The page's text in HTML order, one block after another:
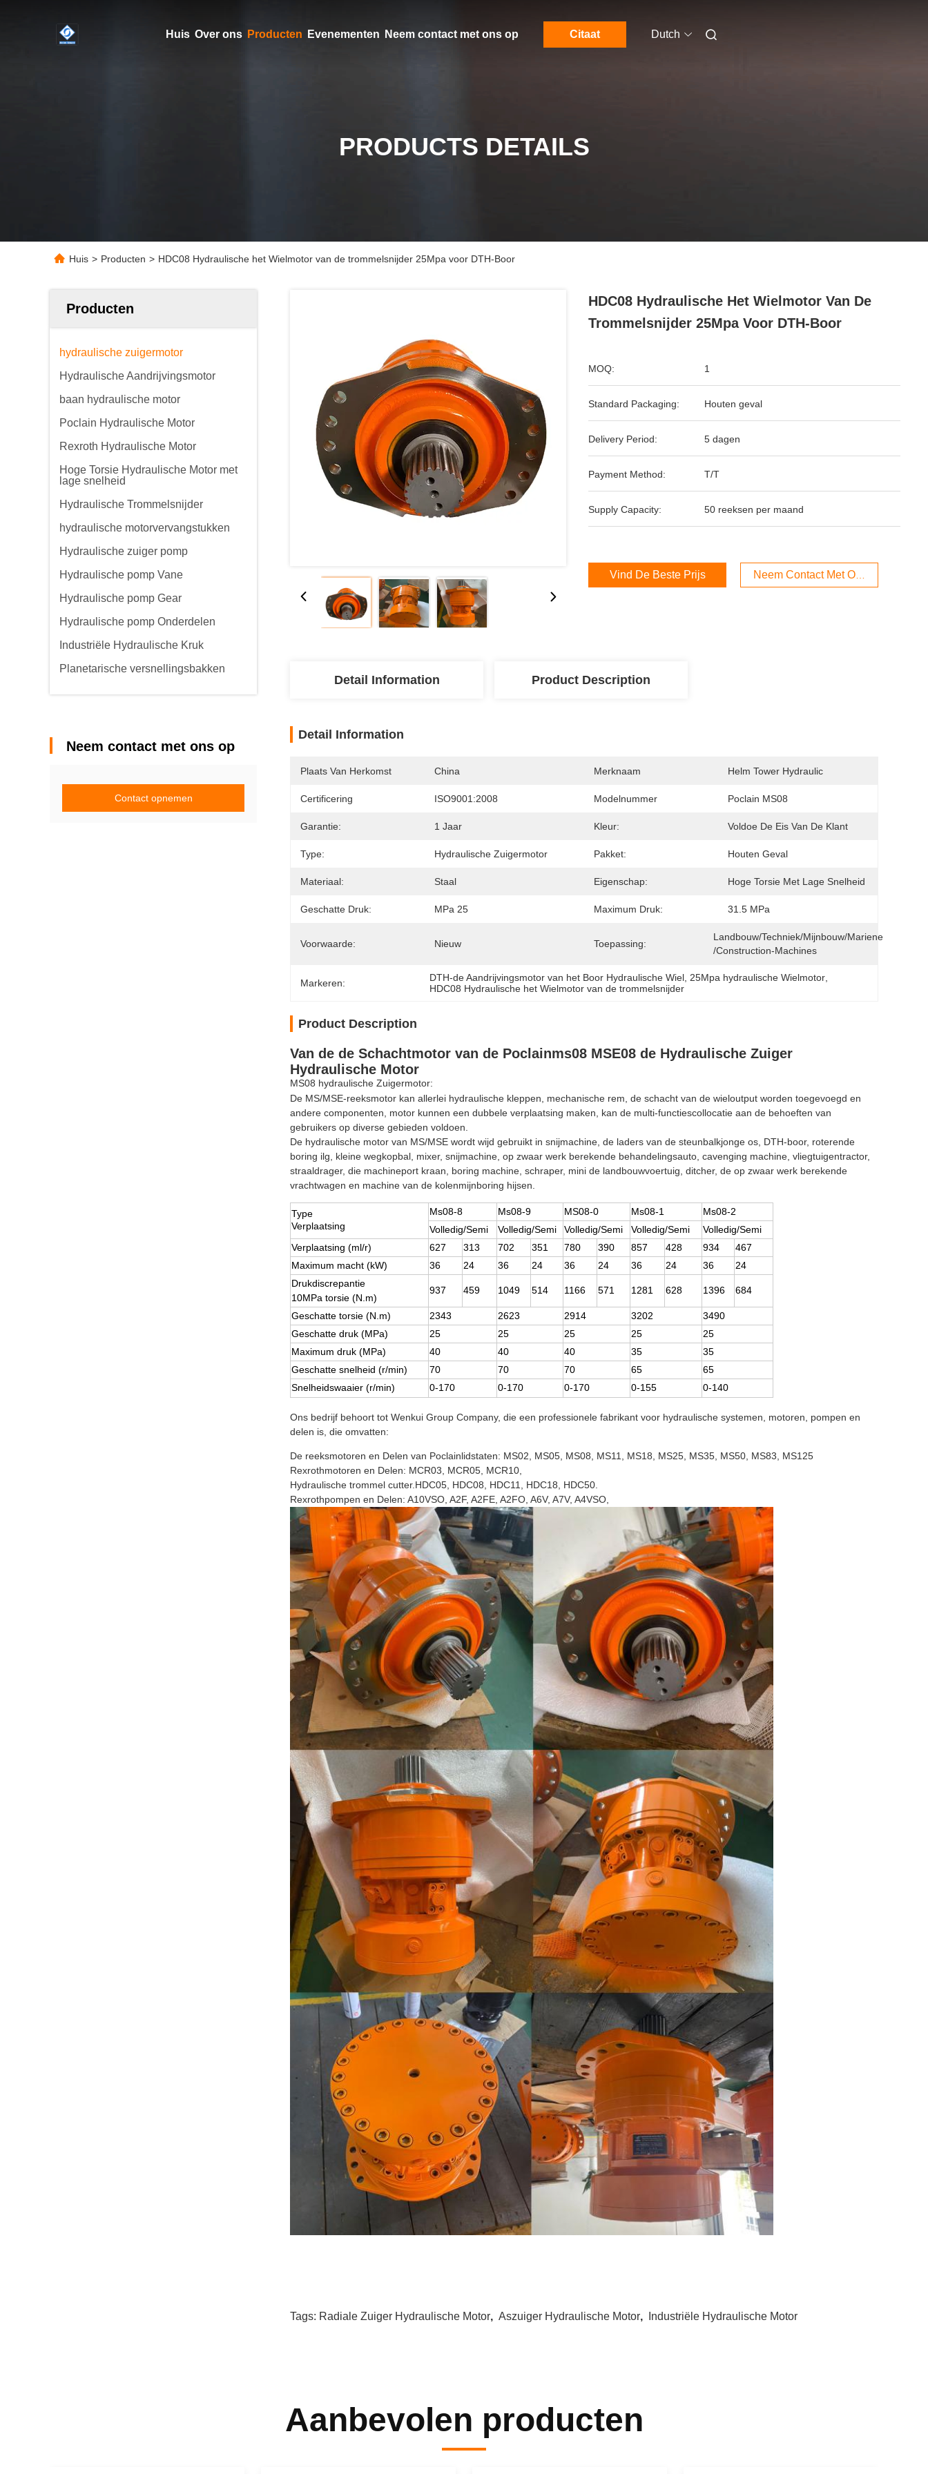
Huis Over ons Producten Evenementen Neem contact met ons op Citaat Dutch
PRODUCTS DETAILS
Huis > Producten > HDC08 Hydraulische het Wielmotor van de trommelsnijder 25Mpa voor DTH-Boor
Producten
hydraulische zuigermotor
Hydraulische Aandrijvingsmotor
baan hydraulische motor
Poclain Hydraulische Motor
Rexroth Hydraulische Motor
Hoge Torsie Hydraulische Motor met
lage snelheid
Hydraulische Trommelsnijder
hydraulische motorvervangstukken
Hydraulische zuiger pomp
Hydraulische pomp Vane
Hydraulische pomp Gear
Hydraulische pomp Onderdelen
Industriële Hydraulische Kruk
Planetarische versnellingsbakken
Neem contact met ons op
Contact opnemen
HDC08 Hydraulische Het Wielmotor Van De
Trommelsnijder 25Mpa Voor DTH-Boor
MOQ: 1
Standard Packaging: Houten geval
Delivery Period: 5 dagen
Payment Method: T/T
Supply Capacity: 50 reeksen per maand
Vind De Beste Prijs Neem Contact Met Ons Op
Detail Information Product Description
Detail Information
Plaats Van Herkomst China Merknaam Helm Tower Hydraulic
Certificering ISO9001:2008 Modelnummer Poclain MS08
Garantie: 1 Jaar Kleur: Voldoe De Eis Van De Klant
Type: Hydraulische Zuigermotor Pakket: Houten Geval
Materiaal: Staal Eigenschap: Hoge Torsie Met Lage Snelheid
Geschatte Druk: MPa 25 Maximum Druk: 31.5 MPa
Voorwaarde: Nieuw Toepassing:
Landbouw/Techniek/Mijnbouw/Mariene
/Construction-Machines
Markeren: DTH-de Aandrijvingsmotor van het Boor Hydraulische Wiel 25Mpa hydraulische Wielmotor
HDC08 Hydraulische het Wielmotor van de trommelsnijder
Product Description
Van de de Schachtmotor van de Poclainms08 MSE08 de Hydraulische Zuiger
Hydraulische Motor
MS08 hydraulische Zuigermotor:
De MS/MSE-reeksmotor kan allerlei hydraulische kleppen, mechanische rem, de schacht van de wieloutput worden toegevoegd en
andere componenten, motor kunnen een dubbele verplaatsing maken, kan de multi-functiescollocatie aan de behoeften van
gebruikers op diverse gebieden voldoen.
De hydraulische motor van MS/MSE wordt wijd gebruikt in snijmachine, de laders van de steunbalkjonge os, DTH-boor, roterende
boring ilg, kleine wegkopbal, mixer, snijmachine, op zwaar werk berekende behandelingsauto, cavenging machine, vliegtuigentractor,
straaldrager, die machineport kraan, boring machine, schraper, mini de landbouwvoertuig, ditcher, de op zwaar werk berekende
vrachtwagen en machine van de kolenmijnboring hijsen.
Type
Verplaatsing
Ms08-8 Ms08-9 MS08-0 Ms08-1
Ms08-2
Volledig/Semi
Volledig/Semi Volledig/Semi Volledig/Semi
Volledig/Semi
Verplaatsing (ml/r)
627 313 702 351 780 390 857 428 934
467
Maximum macht (kW)
36 24 36 24 36 24 36 24 36
24
Drukdiscrepantie
10MPa torsie (N.m)
937 459 1049 514 1166 571 1281 628 1396 684
Geschatte torsie (N.m) 2343 2623 2914 3202
3490
Geschatte druk (MPa)
25 25 25 25
25
Maximum druk (MPa)
40 40 40 35
35
Geschatte snelheid (r/min)
70 70 70 65
65
Snelheidswaaier (r/min)
0-170 0-170 0-170 0-155 0-140
Ons bedrijf behoort tot Wenkui Group Company, die een professionele fabrikant voor hydraulische systemen, motoren, pompen en
delen is, die omvatten:
De reeksmotoren en Delen van Poclainlidstaten: MS02, MS05, MS08, MS11, MS18, MS25, MS35, MS50, MS83, MS125
Rexrothmotoren en Delen: MCR03, MCR05, MCR10,
Hydraulische trommel cutter.HDC05, HDC08, HDC11, HDC18, HDC50.
Rexrothpompen en Delen: A10VSO, A2F, A2FE, A2FO, A6V, A7V, A4VSO,
Tags: Radiale Zuiger Hydraulische Motor, Aszuiger Hydraulische Motor, Industriële Hydraulische Motor
Aanbevolen producten